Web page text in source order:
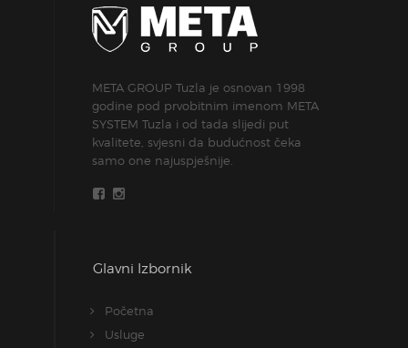
META GROUP Tuzla je osnovan 1998
godine pod prvobitnim imenom META
SYSTEM Tuzla i od tada slijedi put
kvalitete, svjesni da budućnost čeka
samo one najuspješnije.
Glavni Izbornik
Početna
Usluge